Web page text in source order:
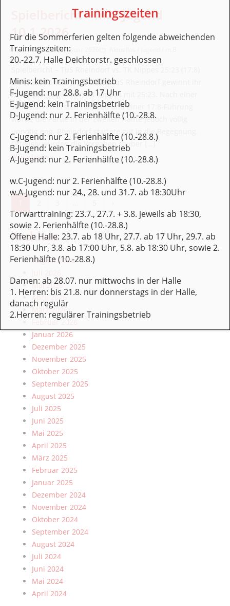
Spielbericht – m.B-Jugend
10.1.2026
Beitrags-Autor:
ContentBeitrag veröffentlicht:
16. Januar 2026
Die männliche B-Jugend des TuS Rheindorf gewinnt ihr
Heimspiel gegen den TK Nippes mit 25:23. Nach einer
sehr starken ersten Halbzeit und einer 17:8-Führung
wurde die Partie in der zweiten Hälfte jedoch völlig
unnötig eng. Rheindorf startete gut in die Begegnung.
Offensiv wurden die Vorgaben sauber […]
Weiterlesen : Spielbericht – m.B-Jugend 10.1.2026
Seitennummerierung der Beiträge
Zur nächsten Seite
Archives
August 2026
Mai 2026
April 2026
März 2026
Februar 2026
Januar 2026
Dezember 2025
November 2025
Oktober 2025
September 2025
August 2025
Juli 2025
Juni 2025
Mai 2025
April 2025
März 2025
Februar 2025
Januar 2025
Dezember 2024
November 2024
Oktober 2024
September 2024
August 2024
Juli 2024
Juni 2024
Mai 2024
April 2024
Trainingszeiten
Für die Sommerferien gelten folgende abweichenden
Trainingszeiten:
20.-22.7. Halle Deichtorstr. geschlossen
Minis: kein Trainingsbetrieb
F-Jugend: nur 28.8. ab 17 Uhr
E-Jugend: kein Trainingsbetrieb
D-Jugend: nur 2. Ferienhälfte (10.-28.8.
C-Jugend: nur 2. Ferienhälfte (10.-28.8.)
B-Jugend: kein Trainingsbetrieb
A-Jugend: nur 2. Ferienhälfte (10.-28.8.)
w.C-Jugend: nur 2. Ferienhälfte (10.-28.8.)
w.A-Jugend: nur 24., 28. und 31.7. ab 18:30Uhr
Torwarttraining: 23.7., 27.7. + 3.8. jeweils ab 18:30,
sowie 2. Ferienhälfte (10.-28.8.)
Offene Halle: 23.7. ab 18 Uhr, 27.7. ab 17 Uhr, 29.7. ab
18:30 Uhr, 3.8. ab 17:00 Uhr, 5.8. ab 18:30 Uhr, sowie 2.
Ferienhälfte (10.-28.8.)
Damen: ab 28.07. nur mittwochs in der Halle
1. Herren: bis 21.8. nur donnerstags in der Halle,
danach regulär
2.Herren: regulärer Trainingsbetrieb